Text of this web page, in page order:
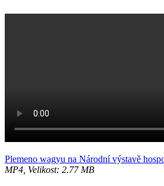
Plemeno wagyu na Národní výstavě
MP4, Velikost: 2.77 MB